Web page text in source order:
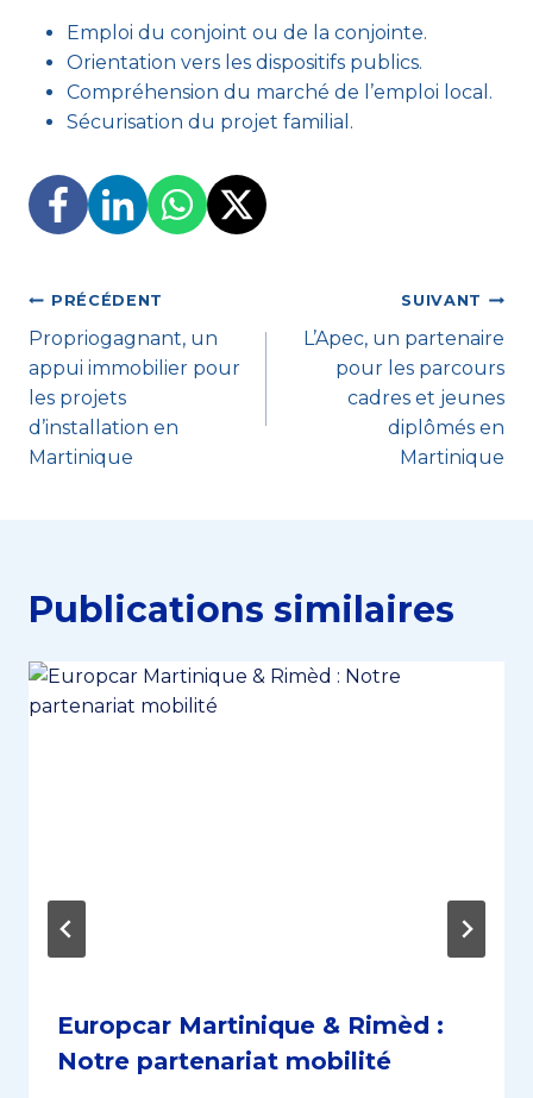
Emploi du conjoint ou de la conjointe.
Orientation vers les dispositifs publics.
Compréhension du marché de l’emploi local.
Sécurisation du projet familial.
Navigation
de
l’article
PRÉCÉDENT
Propriogagnant, un
appui immobilier pour
les projets
d’installation en
Martinique
SUIVANT
L’Apec, un partenaire
pour les parcours
cadres et jeunes
diplômés en
Martinique
Publications similaires
Europcar Martinique & Rimèd :
Notre partenariat mobilité